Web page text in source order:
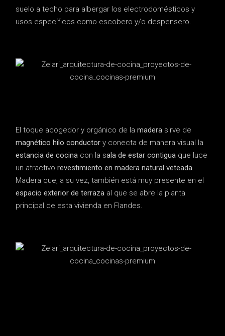
suelo a techo para albergar los electrodomésticos y
usos específicos como escobero y/o despensero.
El toque acogedor y orgánico de lamadera sirve de
magnético hilo conductor y conecta de manera visual la
estancia de cocina con la sala de estar contigua que luce
un atractivorevestimiento en madera natural veteada.
Madera que, a su vez, también está muy presente en el
espacio exterior de terraza al que se abre la planta
principal de esta vivienda en Flandes.